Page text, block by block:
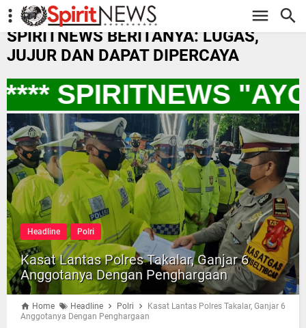
-->
SPIRITNEWS BERITANYA: LUGAS,
JUJUR DAN DAPAT DIPERCAYA
SPIRITNEWS "AYO
Headline Polri
Kasat Lantas Polres Takalar, Ganjar 6
Anggotanya Dengan Penghargaan
Home Headline Polri
Kasat Lantas Polres Takalar, Ganjar 6
Anggotanya Dengan Penghargaan